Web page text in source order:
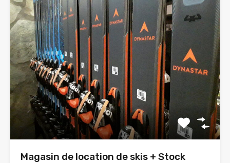
Magasin de location de skis + Stock